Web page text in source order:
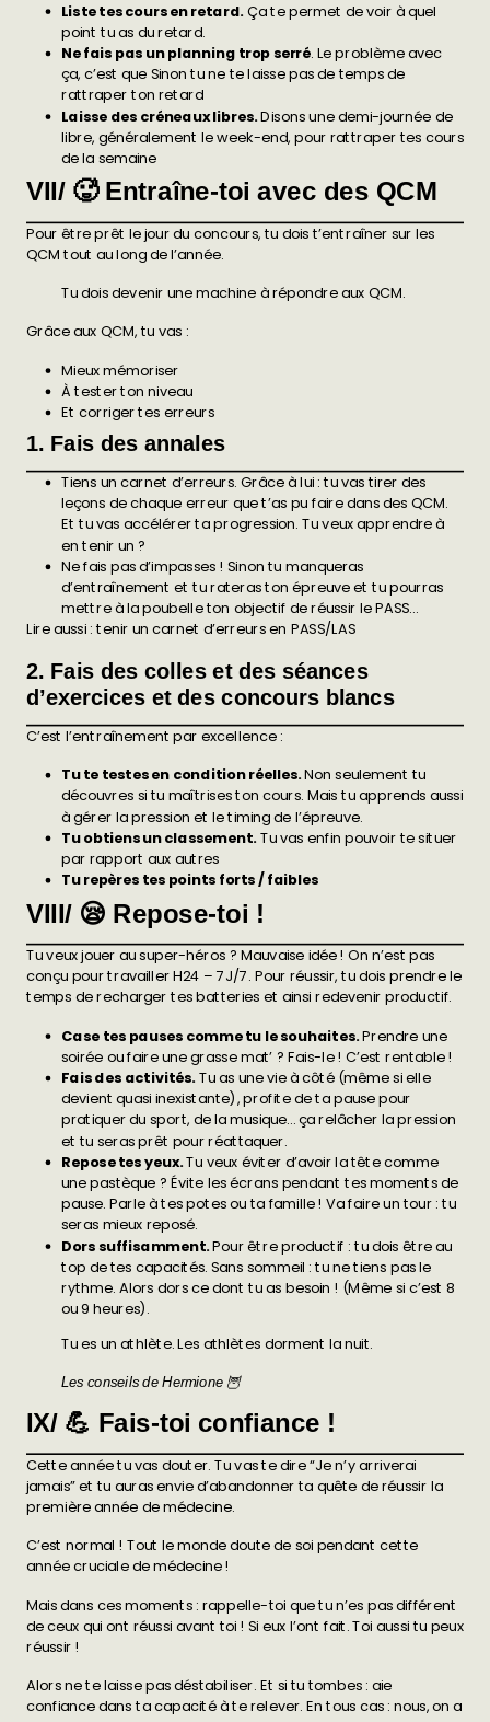
Liste tes cours en retard.Ça te permet de voir à quel
point tu as du retard.
Ne fais pas un planning trop serré. Le problème avec
ça, c’est que Sinon tu ne te laisse pas de temps de
rattraper ton retard
Laisse des créneaux libres.Disons une demi-journée de
libre, généralement le week-end, pour rattraper tes cours
de la semaine
VII/ 🥵 Entraîne-toi avec des QCM
Pour être prêt le jour du concours, tu dois t’entraîner sur les
QCM tout au long de l’année.
Tu dois devenir une machine à répondre aux QCM.
Grâce aux QCM, tu vas :
Mieux mémoriser
À tester ton niveau
Et corriger tes erreurs
1. Fais des annales
Tiens un carnet d’erreurs. Grâce à lui : tu vas tirer des
leçons de chaque erreur que t’as pu faire dans des QCM.
Et tu vas accélérer ta progression. Tu veux apprendre à
en tenir un ?
Ne fais pas d’impasses ! Sinon tu manqueras
d’entraînement et tu rateras ton épreuve et tu pourras
mettre à la poubelle ton objectif de réussir le PASS…
Lire aussi : tenir un carnet d’erreurs en PASS/LAS
2. Fais des colles et des séances
d’exercices et des concours blancs
C’est l’entraînement par excellence :
Tu te testes en condition réelles.Non seulement tu
découvres si tu maîtrises ton cours. Mais tu apprends aussi
à gérer la pression et le timing de l’épreuve.
Tu obtiens un classement.Tu vas enfin pouvoir te situer
par rapport aux autres
Tu repères tes points forts / faibles
VIII/ 😪 Repose-toi !
Tu veux jouer au super-héros ? Mauvaise idée ! On n’est pas
conçu pour travailler H24 – 7J/7. Pour réussir, tu dois prendre le
temps de recharger tes batteries et ainsi redevenir productif.
Case tes pauses comme tu le souhaites.Prendre une
soirée ou faire une grasse mat’ ? Fais-le ! C’est rentable !
Fais des activités.Tu as une vie à côté (même si elle
devient quasi inexistante), profite de ta pause pour
pratiquer du sport, de la musique… ça relâcher la pression
et tu seras prêt pour réattaquer.
Repose tes yeux.Tu veux éviter d’avoir la tête comme
une pastèque ? Évite les écrans pendant tes moments de
pause. Parle à tes potes ou ta famille ! Va faire un tour : tu
seras mieux reposé.
Dors suffisamment.Pour être productif : tu dois être au
top de tes capacités. Sans sommeil : tu ne tiens pas le
rythme. Alors dors ce dont tu as besoin ! (Même si c’est 8
ou 9 heures).
Tu es un athlète. Les athlètes dorment la nuit.
Les conseils de Hermione 🦉
IX/ 💪 Fais-toi confiance !
Cette année tu vas douter. Tu vas te dire “Je n’y arriverai
jamais” et tu auras envie d’abandonner ta quête de réussir la
première année de médecine.
C’est normal ! Tout le monde doute de soi pendant cette
année cruciale de médecine !
Mais dans ces moments : rappelle-toi que tu n’es pas différent
de ceux qui ont réussi avant toi ! Si eux l’ont fait. Toi aussi tu peux
réussir !
Alors ne te laisse pas déstabiliser. Et si tu tombes : aie
confiance dans ta capacité à te relever. En tous cas : nous, on a